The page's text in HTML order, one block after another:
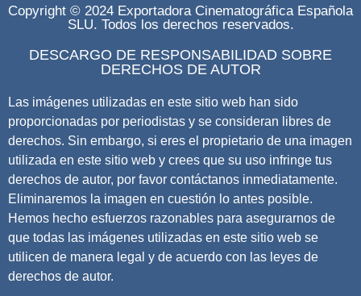
Copyright © 2024 Exportadora Cinematográfica Española
SLU. Todos los derechos reservados.
DESCARGO DE RESPONSABILIDAD SOBRE
DERECHOS DE AUTOR
Las imágenes utilizadas en este sitio web han sido
proporcionadas por periodistas y se consideran libres de
derechos. Sin embargo, si eres el propietario de una imagen
utilizada en este sitio web y crees que su uso infringe tus
derechos de autor, por favor contáctanos inmediatamente.
Eliminaremos la imagen en cuestión lo antes posible.
Hemos hecho esfuerzos razonables para asegurarnos de
que todas las imágenes utilizadas en este sitio web se
utilicen de manera legal y de acuerdo con las leyes de
derechos de autor.